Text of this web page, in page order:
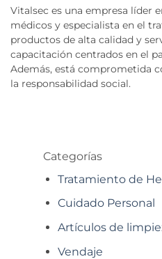
Vitalsec es una empresa líder
médicos y especialista en el
productos de alta calidad y
capacitación centrados en el
Además, está comprometida
la responsabilidad social.
Categorías
Tratamiento de
Cuidado Personal
Artículos de
Vendaje